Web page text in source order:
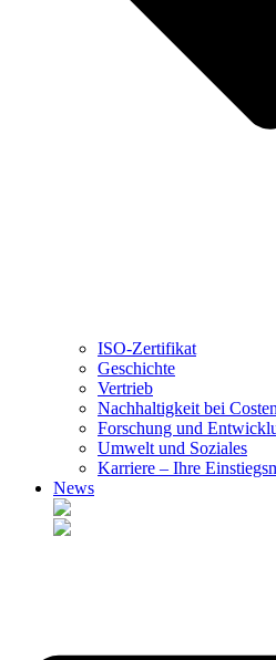
ISO-Zertifikat
Geschichte
Vertrieb
Nachhaltigkeit bei
Forschung und
Umwelt und Soziales
Karriere – Ihre
News